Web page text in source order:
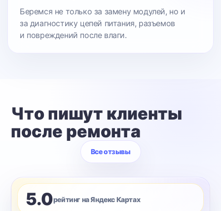
Беремся не только за замену модулей, но и
за диагностику цепей питания, разъемов
и повреждений после влаги.
Что пишут клиенты
после ремонта
Все отзывы
5.0рейтинг на Яндекс Картах